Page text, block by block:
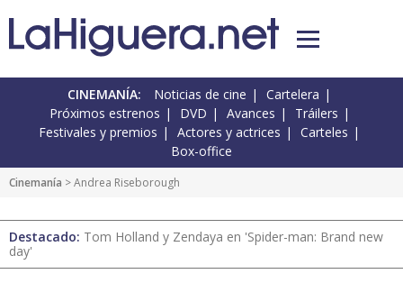
CINEMANÍA: Noticias de cine
Cartelera
Próximos estrenos
DVD Avances
Tráilers
Festivales y premios
Actores y actrices
Carteles
Box-office
Cinemanía > Andrea Riseborough
Destacado: Tom Holland y Zendaya en 'Spider-man: Brand new
day'